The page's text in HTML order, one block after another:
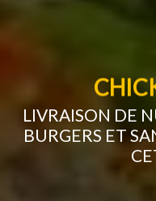
LIVRAISON DE
BURGERS ET